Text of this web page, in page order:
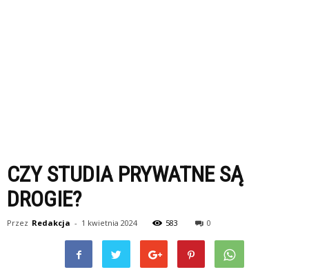
CZY STUDIA PRYWATNE SĄ
DROGIE?
Przez Redakcja - 1 kwietnia 2024 583 0